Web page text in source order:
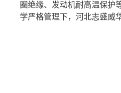
圈绝缘、发动机耐高温保护
学严格管理下，河北志盛威